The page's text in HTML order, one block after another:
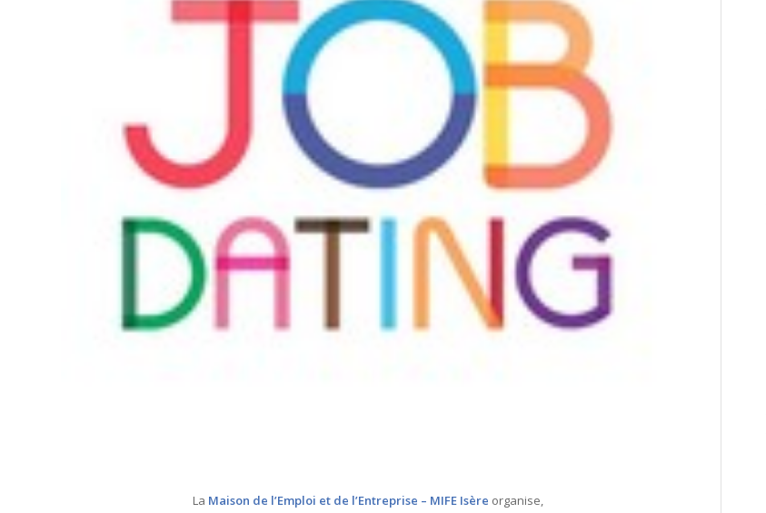
La Maison de l’Emploi et de l’Entreprise – MIFE Isère organise,